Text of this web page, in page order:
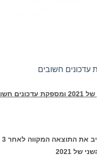
של 2021